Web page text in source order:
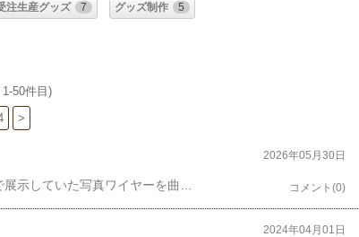
注生産グッズ 7 グッズ制作 5
50件目)
>
2026年05月30日
コメント(0)
2024年04月01日